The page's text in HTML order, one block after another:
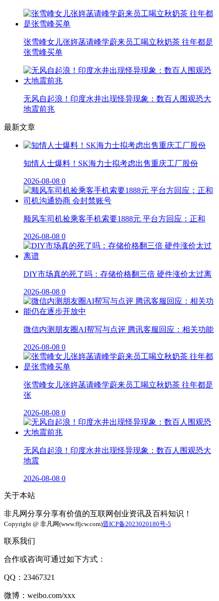
张雪峰女儿张姩菡请峰学蔚来员工喝立秋奶茶 往年都是
张雪峰买单
无风自起浪！印度水井出现怪异现象：数百人围观恐大
地震前兆
最新文章
知情人士爆料！SK海力士拟考虑出售重庆工厂股份
2026-08-08 0
顺风车司机捡乘客手机索要1888元 平台方回应：正和
2026-08-08 0
DIY市场真的死了吗：存储价格翻三倍 硬件涨价太过离
2026-08-08 0
微信内测朋友圈AI帮写与点评 腾讯客服回应：相关功能
2026-08-08 0
张雪峰女儿张姩菡请峰学蔚来员工喝立秋奶茶 往年都是
张
2026-08-08 0
无风自起浪！印度水井出现怪异现象：数百人围观恐大
地震
2026-08-08 0
关于本站
非凡网分享分享有价值的互联网创业资讯及百科知识！
Copyright @ 非凡网(www.ffjcw.com)晋ICP备2023020180号-5
联系我们
合作或咨询可通过如下方式：
QQ：23467321
微博：weibo.com/xxx